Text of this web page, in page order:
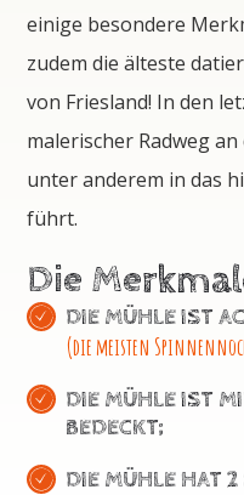
einige besondere
zudem die älteste
von Friesland! In den
malerischer Radweg
unter anderem in das
führt.
Die
DIE MÜHLE IST
(die meisten
DIE MÜHLE IST
BEDECKT;
DIE MÜHLE HAT